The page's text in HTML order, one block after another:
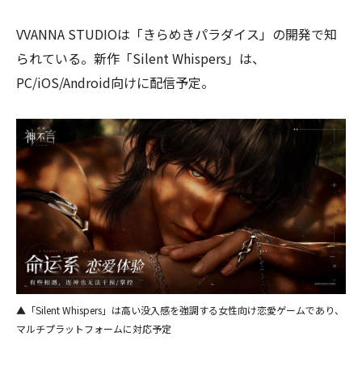
VVANNA STUDIOは「きらめきパラダイス」の開発で知
られている。新作「Silent Whispers」は、
PC/iOS/Android向けに配信予定。
▲「Silent Whispers」は高い没入感を強調する女性向け恋愛ゲームであり、
マルチプラットフォームに対応予定